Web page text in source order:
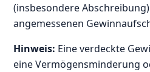
(insbesondere
angemessenen
Hinweis: Eine verdeckte
eine Vermögensminderung